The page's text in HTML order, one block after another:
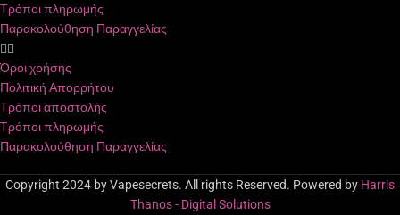
Τρόποι πληρωμής
Παρακολούθηση Παραγγελίας
Όροι χρήσης
Πολιτική Απορρήτου
Τρόποι αποστολής
Τρόποι πληρωμής
Παρακολούθηση Παραγγελίας
Copyright 2024 by Vapesecrets. All rights Reserved. Powered by Harris
Thanos - Digital Solutions